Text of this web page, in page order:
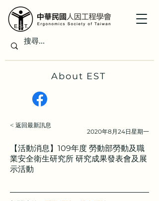
About EST
< 返回最新訊息
2020年8月24日星期一
【活動消息】109年度 勞動部勞動及職
業安全衛生研究所 研究成果發表會及展
示活動